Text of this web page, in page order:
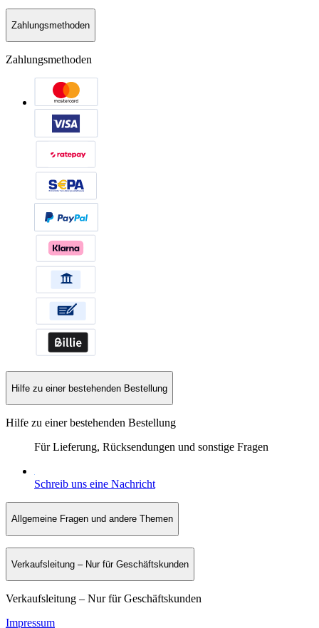
Zahlungsmethoden
Zahlungsmethoden
Hilfe zu einer bestehenden Bestellung
Hilfe zu einer bestehenden Bestellung
Für Lieferung, Rücksendungen und sonstige Fragen
Schreib uns eine Nachricht
Allgemeine Fragen und andere Themen
Verkaufsleitung – Nur für Geschäftskunden
Verkaufsleitung – Nur für Geschäftskunden
Impressum